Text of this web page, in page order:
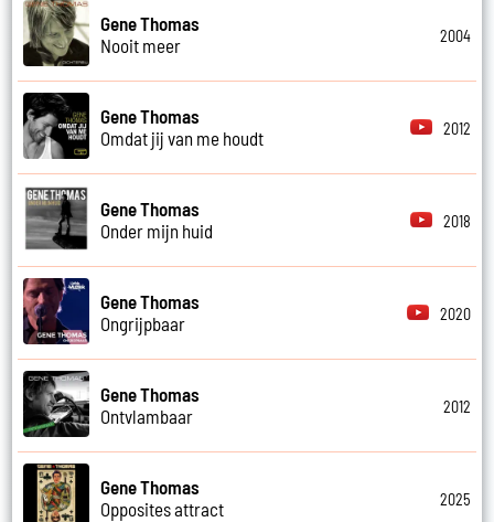
Gene Thomas
Nooit meer
2004
Gene Thomas
Omdat jij van me houdt
2012
Gene Thomas
Onder mijn huid
2018
Gene Thomas
Ongrijpbaar
2020
Gene Thomas
Ontvlambaar
2012
Gene Thomas
Opposites attract
2025